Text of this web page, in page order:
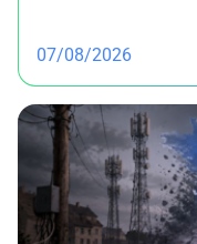
07/08/2026